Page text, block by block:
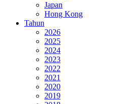
Japan
Hong Kong
Tahun
2026
2025
2024
2023
2022
2021
2020
2019